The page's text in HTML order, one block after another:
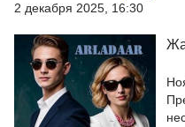
2 декабря 2025, 16:30